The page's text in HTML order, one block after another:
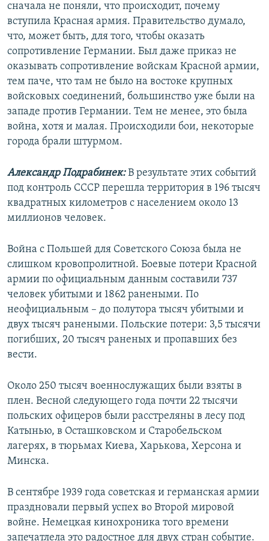
сначала не поняли, что происходит, почему
вступила Красная армия. Правительство думало,
что, может быть, для того, чтобы оказать
сопротивление Германии. Был даже приказ не
оказывать сопротивление войскам Красной армии,
тем паче, что там не было на востоке крупных
войсковых соединений, большинство уже были на
западе против Германии. Тем не менее, это была
война, хотя и малая. Происходили бои, некоторые
города брали штурмом.
Александр Подрабинек:В результате этих событий
под контроль СССР перешла территория в 196 тысяч
квадратных километров с населением около 13
миллионов человек.
Война с Польшей для Советского Союза была не
слишком кровопролитной. Боевые потери Красной
армии по официальным данным составили 737
человек убитыми и 1862 ранеными. По
неофициальным – до полутора тысяч убитыми и
двух тысяч ранеными. Польские потери: 3,5 тысячи
погибших, 20 тысяч раненых и пропавших без
вести.
Около 250 тысяч военнослужащих были взяты в
плен. Весной следующего года почти 22 тысячи
польских офицеров были расстреляны в лесу под
Катынью, в Осташковском и Старобельском
лагерях, в тюрьмах Киева, Харькова, Херсона и
Минска.
В сентябре 1939 года советская и германская армии
праздновали первый успех во Второй мировой
войне. Немецкая кинохроника того времени
запечатлела это радостное для двух стран событие.